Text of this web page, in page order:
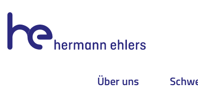
Über uns